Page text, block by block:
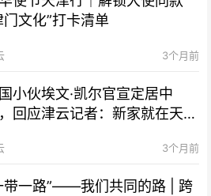
门文化”打卡清单
3个月前
小伙埃文·凯尔官宣定居中
回应津云记者：新家就在天
3个月前
带一路”——我们共同的路 | 跨